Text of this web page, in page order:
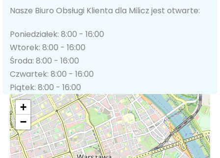
Nasze Biuro Obsługi Klienta dla Milicz jest otwarte:
Poniedziałek: 8:00 - 16:00
Wtorek: 8:00 - 16:00
Środa: 8:00 - 16:00
Czwartek: 8:00 - 16:00
Piątek: 8:00 - 16:00
+
−